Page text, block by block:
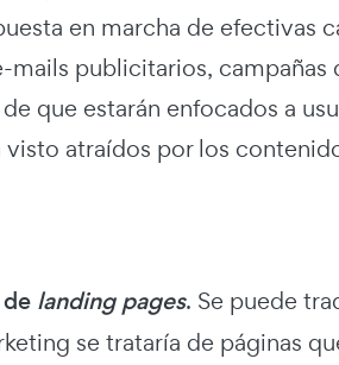
en marcha de efectivas
publicitarios, campañas
que estarán enfocados a
atraídos por los
landing pages. Se puede
se trataría de páginas